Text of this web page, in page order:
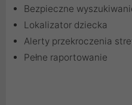
Bezpieczne
Lokalizator dziecka
Alerty przekroczenia
Pełne raportowanie